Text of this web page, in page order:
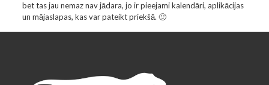
bet tas jau nemaz nav jādara, jo ir pieejami kalendāri, aplikācijas
un mājaslapas, kas var pateikt priekšā. 🙂